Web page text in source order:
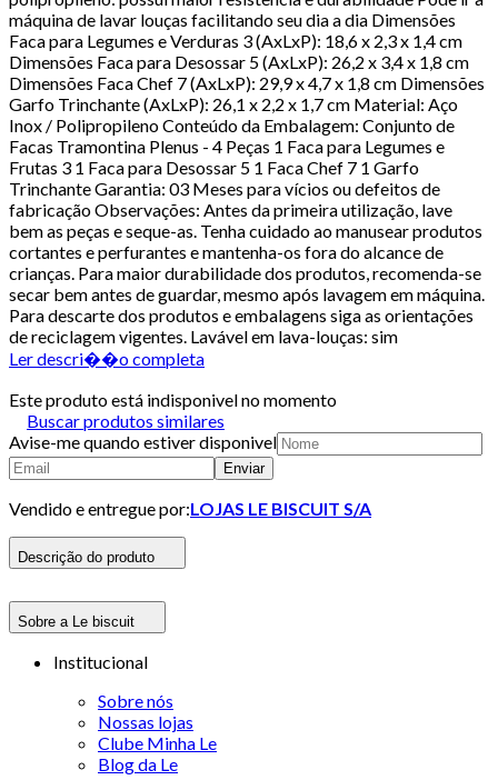
máquina de lavar louças facilitando seu dia a dia Dimensões
Faca para Legumes e Verduras 3 (AxLxP): 18,6 x 2,3 x 1,4 cm
Dimensões Faca para Desossar 5 (AxLxP): 26,2 x 3,4 x 1,8 cm
Dimensões Faca Chef 7 (AxLxP): 29,9 x 4,7 x 1,8 cm Dimensões
Garfo Trinchante (AxLxP): 26,1 x 2,2 x 1,7 cm Material: Aço
Inox / Polipropileno Conteúdo da Embalagem: Conjunto de
Facas Tramontina Plenus - 4 Peças 1 Faca para Legumes e
Frutas 3 1 Faca para Desossar 5 1 Faca Chef 7 1 Garfo
Trinchante Garantia: 03 Meses para vícios ou defeitos de
fabricação Observações: Antes da primeira utilização, lave
bem as peças e seque-as. Tenha cuidado ao manusear produtos
cortantes e perfurantes e mantenha-os fora do alcance de
crianças. Para maior durabilidade dos produtos, recomenda-se
secar bem antes de guardar, mesmo após lavagem em máquina.
Para descarte dos produtos e embalagens siga as orientações
de reciclagem vigentes. Lavável em lava-louças: sim
Ler descri��o completa
Este produto está indisponivel no momento
Buscar produtos similares
Avise-me quando estiver disponivel
Enviar
Vendido e entregue por:LOJAS LE BISCUIT S/A
Descrição do produto
Sobre a Le biscuit
Institucional
Sobre nós
Nossas lojas
Clube Minha Le
Blog da Le